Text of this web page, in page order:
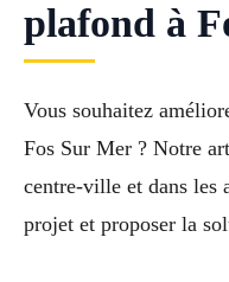
plafond à
Vous souhaitez
Fos Sur Mer ? Notre
centre-ville et dans les
projet et proposer la